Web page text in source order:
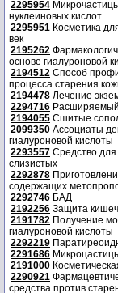
2295954
нуклеиновых кислот
2295951 Косметика
век
2195262
основе гиалуроновой
2194512 Способ
процесса старения
2194478 Лечение
2294716
2194055 Сшитые
2099350 Ассоциаты
гиалуроновой кислоты
2293557 Средство
слизистых
2292878
содержащих
2292746 БАД
2192256 Защита
2191782 Получение
гиалуроновой кислоты
2292219
2291686
2191000
2290921
средства против